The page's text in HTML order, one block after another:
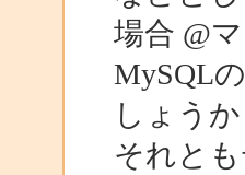
場合 @
MySQL
しょうか
それと